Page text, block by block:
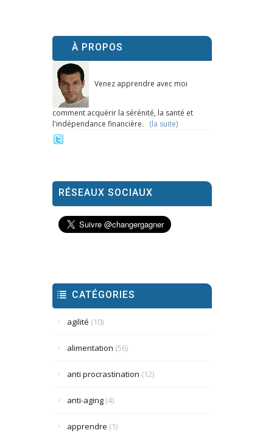
À PROPOS
Venez apprendre avec moi
comment acquérir la sérénité, la santé et
l'indépendance financière. (la suite)
RÉSEAUX SOCIAUX
CATÉGORIES
agilité (10)
alimentation (56)
anti procrastination (12)
anti-aging(4)
apprendre (1)